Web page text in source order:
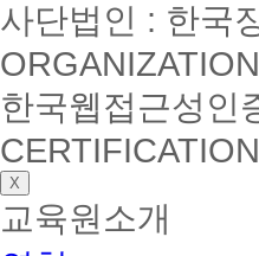
사단법인 : 한국
한국웹접근성인
X
교육원소개